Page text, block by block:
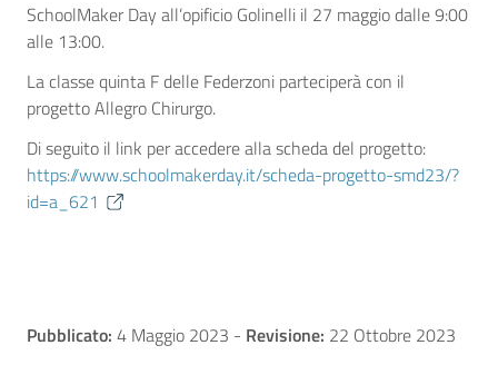
SchoolMaker Day all’opificio Golinelli il 27 maggio dalle 9:00
alle 13:00.
La classe quinta F delle Federzoni parteciperà con il
progetto Allegro Chirurgo.
Di seguito il link per accedere alla scheda del progetto:
https://www.schoolmakerday.it/scheda-progetto-smd23/?
id=a_621
Pubblicato: 4 Maggio 2023 - Revisione: 22 Ottobre 2023